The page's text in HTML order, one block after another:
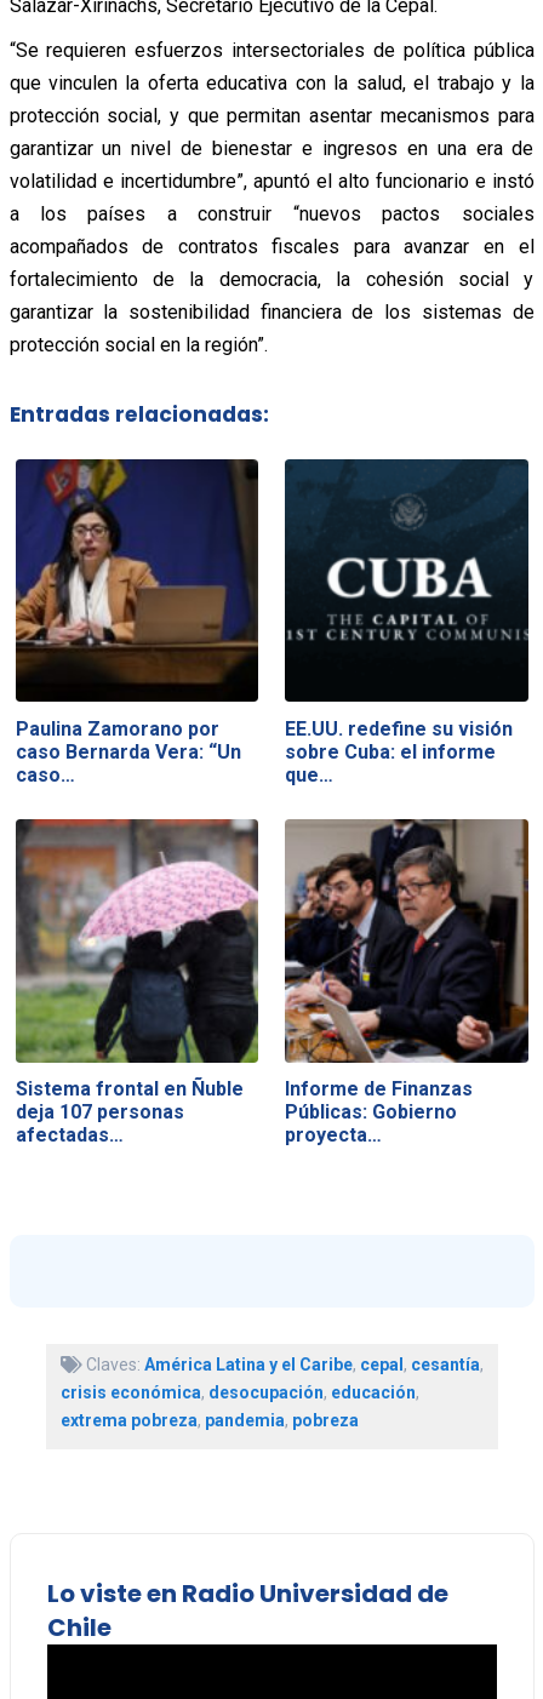
Salazar-Xirinachs, Secretario Ejecutivo de la Cepal.
“Se requieren esfuerzos intersectoriales de política pública
que vinculen la oferta educativa con la salud, el trabajo y la
protección social, y que permitan asentar mecanismos para
garantizar un nivel de bienestar e ingresos en una era de
volatilidad e incertidumbre”, apuntó el alto funcionario e instó
a los países a construir “nuevos pactos sociales
acompañados de contratos fiscales para avanzar en el
fortalecimiento de la democracia, la cohesión social y
garantizar la sostenibilidad financiera de los sistemas de
protección social en la región”.
Entradas relacionadas:
Paulina Zamorano por
caso Bernarda Vera: “Un
caso…
EE.UU. redefine su visión
sobre Cuba: el informe
que…
Sistema frontal en Ñuble
deja 107 personas
afectadas…
Informe de Finanzas
Públicas: Gobierno
proyecta…
Claves: América Latina y el Caribe, cepal, cesantía,
crisis económica, desocupación, educación,
extrema pobreza, pandemia, pobreza
Lo viste en Radio Universidad de
Chile